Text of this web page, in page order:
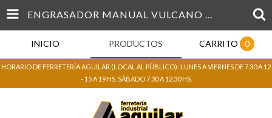
ENGRASADOR MANUAL VULCANO 3 KG. GP161
INICIO PRODUCTOS CARRITO 0
HORARIO DE FERRETERÍA AGUILAR (LOCAL AL PÚBLICO): LUNES A VIERNES DE 7.30 A 12
- 15 A 19 HS. SÁBADO 7.30 A 12.30 HS.